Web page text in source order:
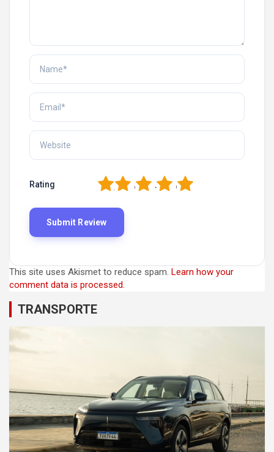
Rating 5
4
3
2
This site uses Akismet to reduce spam. Learn how your
comment data is processed.
TRANSPORTE